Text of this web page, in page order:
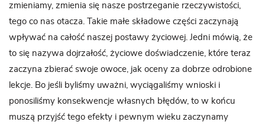
zmieniamy, zmienia się nasze postrzeganie rzeczywistości,
tego co nas otacza. Takie małe składowe części zaczynają
wpływać na całość naszej postawy życiowej. Jedni mówią, że
to się nazywa dojrzałość, życiowe doświadczenie, które teraz
zaczyna zbierać swoje owoce, jak oceny za dobrze odrobione
lekcje. Bo jeśli byliśmy uważni, wyciągaliśmy wnioski i
ponosiliśmy konsekwencje własnych błędów, to w końcu
muszą przyjść tego efekty i pewnym wieku zaczynamy